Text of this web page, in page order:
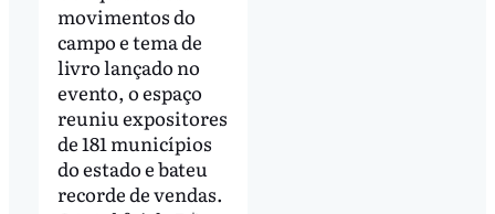
movimentos do
campo e tema de
livro lançado no
evento, o espaço
reuniu expositores
de 181 municípios
do estado e bateu
recorde de vendas.